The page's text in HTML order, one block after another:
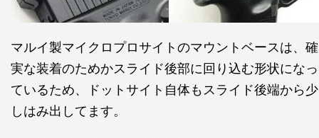
マルイ製マイクロプロサイトのマウントベースは、確
実な装着のためかスライド後部に回り込む形状になっ
ているため、ドットサイト自体もスライド後端から少
しはみ出してます。